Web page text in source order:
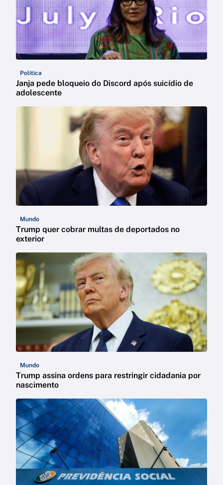
Política
Janja pede bloqueio do Discord após suicídio de
adolescente
Mundo
Trump quer cobrar multas de deportados no
exterior
Mundo
Trump assina ordens para restringir cidadania por
nascimento